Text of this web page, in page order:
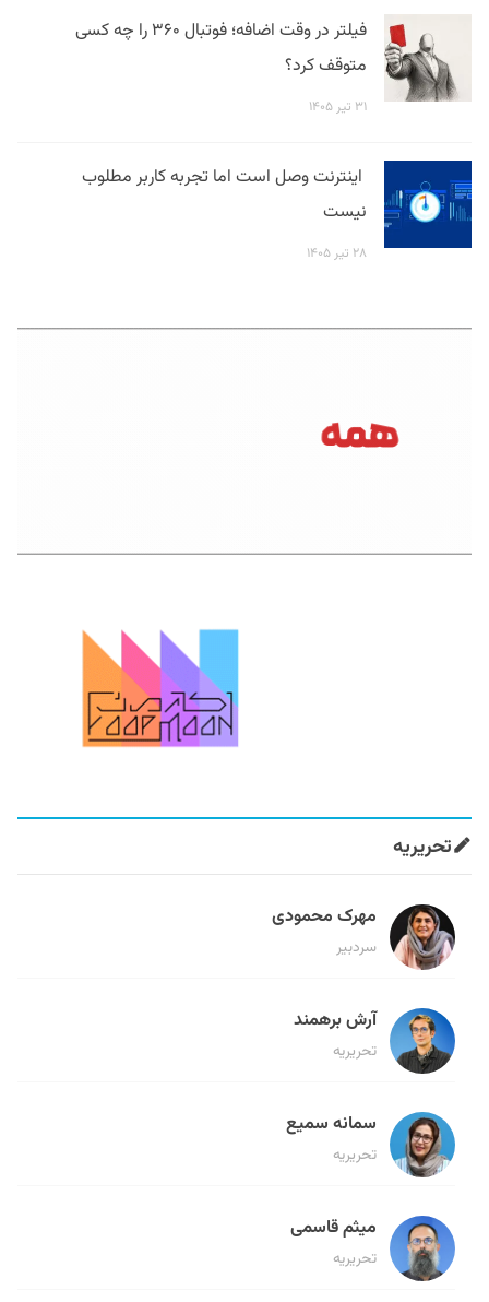
فیلتر در وقت اضافه؛ فوتبال ۳۶۰ را چه کسی
متوقف کرد؟
۳۱ تیر ۱۴۰۵
اینترنت وصل است اما تجربه کاربر مطلوب
نیست
۲۸ تیر ۱۴۰۵
تحریریه
مهرک محمودی
سردبیر
آرش برهمند
تحریریه
سمانه سمیع
تحریریه
میثم قاسمی
تحریریه